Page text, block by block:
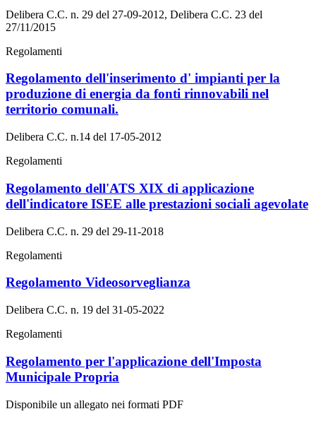
Delibera C.C. n. 29 del 27-09-2012, Delibera C.C. 23 del
27/11/2015
Regolamenti
Regolamento dell'inserimento d' impianti per la
produzione di energia da fonti rinnovabili nel
territorio comunali.
Delibera C.C. n.14 del 17-05-2012
Regolamenti
Regolamento dell'ATS XIX di applicazione
dell'indicatore ISEE alle prestazioni sociali agevolate
Delibera C.C. n. 29 del 29-11-2018
Regolamenti
Regolamento Videosorveglianza
Delibera C.C. n. 19 del 31-05-2022
Regolamenti
Regolamento per l'applicazione dell'Imposta
Municipale Propria
Disponibile un allegato nei formati PDF